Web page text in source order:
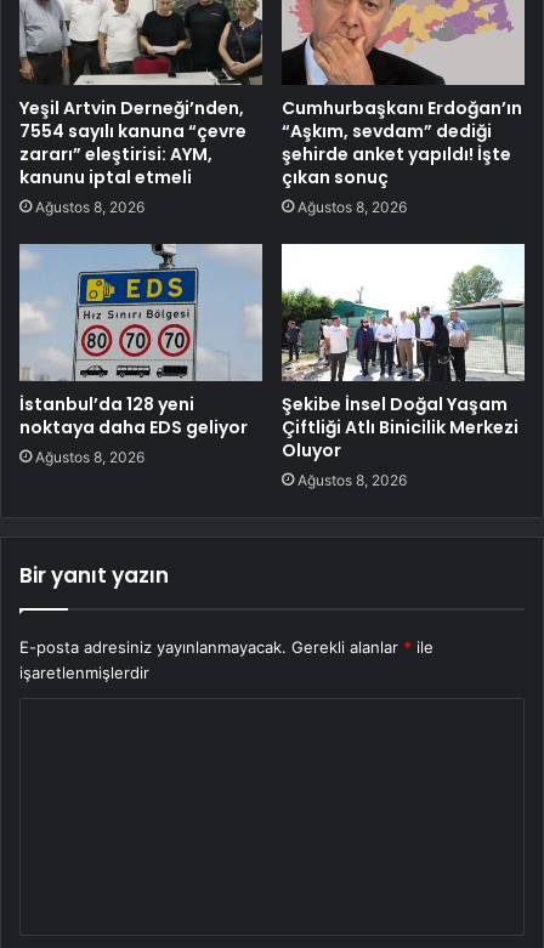
Yeşil Artvin Derneği’nden,
7554 sayılı kanuna “çevre
zararı” eleştirisi: AYM,
kanunu iptal etmeli
Ağustos 8, 2026
Cumhurbaşkanı Erdoğan’ın
“Aşkım, sevdam” dediği
şehirde anket yapıldı! İşte
çıkan sonuç
Ağustos 8, 2026
İstanbul’da 128 yeni
noktaya daha EDS geliyor
Ağustos 8, 2026
Şekibe İnsel Doğal Yaşam
Çiftliği Atlı Binicilik Merkezi
Oluyor
Ağustos 8, 2026
Bir yanıt yazın
E-posta adresiniz yayınlanmayacak. Gerekli alanlar * ile
işaretlenmişlerdir